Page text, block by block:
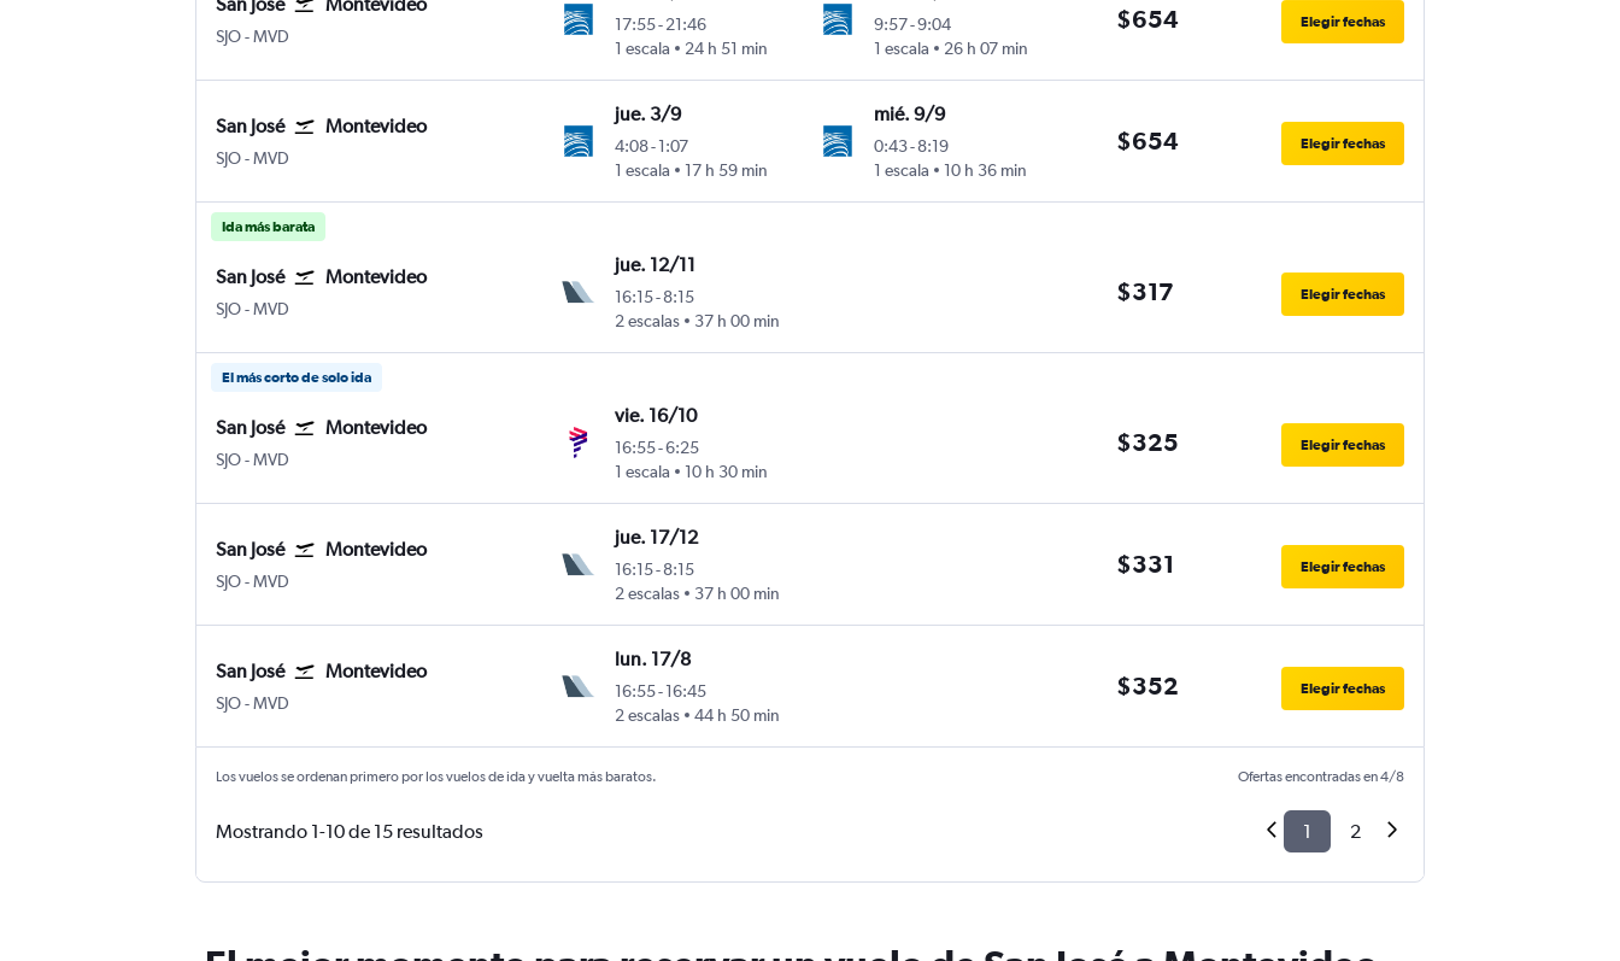
SJO-MVD
17:55-21:46
1 escala
24 h 51 min
9:57-9:04
1 escala
26 h 07 min
$654 Elegir fechas
San José Montevideo
SJO-MVD
jue. 3/9
4:08-1:07
1 escala
17 h 59 min
mié. 9/9
0:43-8:19
1 escala
10 h 36 min
$654 Elegir fechas
Ida más barata
San José Montevideo
SJO-MVD
jue. 12/11
16:15-8:15
2 escalas
37 h 00 min
$317 Elegir fechas
El más corto de solo ida
San José Montevideo
SJO-MVD
vie. 16/10
16:55-6:25
1 escala
10 h 30 min
$325 Elegir fechas
San José Montevideo
SJO-MVD
jue. 17/12
16:15-8:15
2 escalas
37 h 00 min
$331 Elegir fechas
San José Montevideo
SJO-MVD
lun. 17/8
16:55-16:45
2 escalas
44 h 50 min
$352 Elegir fechas
Los vuelos se ordenan primero por los vuelos de ida y vuelta más baratos. Ofertas encontradas en 4/8
Mostrando 1-10 de 15 resultados 1 2